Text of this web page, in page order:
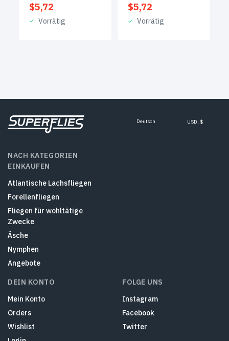
$5,72
Vorrätig
$5,72
Vorrätig
Deutsch USD, $
NACH KATEGORIEN
EINKAUFEN
Atlantische Lachsfliegen
Forellenfliegen
Fliegen für wohltätige
Zwecke
Äsche
Nymphen
Angebote
DEIN KONTO
Mein Konto
Orders
Wishlist
FOLGE UNS
Instagram
Facebook
Twitter